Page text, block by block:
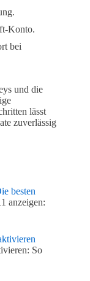
Konto.
bei
und die
lässt
zuverlässig
besten
anzeigen:
So